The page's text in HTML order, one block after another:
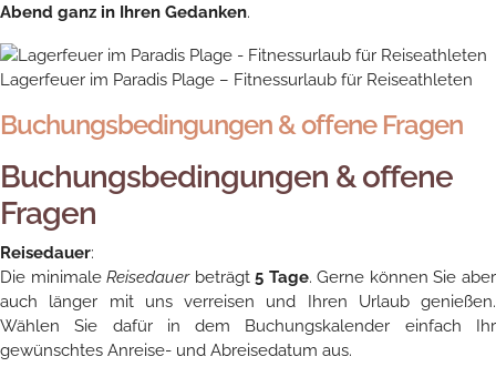
Abend ganz in Ihren Gedanken.
Lagerfeuer im Paradis Plage – Fitnessurlaub für Reiseathleten
Buchungsbedingungen & offene Fragen
Buchungsbedingungen & offene
Fragen
Reisedauer:
Die minimaleReisedauerbeträgt5 Tage. Gerne können Sie aber
auch länger mit uns verreisen und Ihren Urlaub genießen.
Wählen Sie dafür in dem Buchungskalender einfach Ihr
gewünschtes Anreise- und Abreisedatum aus.